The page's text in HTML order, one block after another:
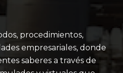
procedimientos,
empresariales, donde
saberes a través de